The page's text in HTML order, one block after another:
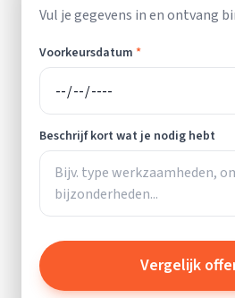
Vul je gegevens in en ontvang
Voorkeursdatum *
Beschrijf kort wat je nodig hebt
Vergelijk